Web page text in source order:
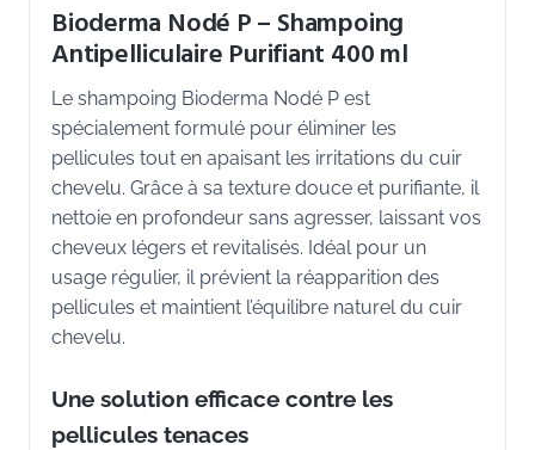
Bioderma Nodé P – Shampoing
Antipelliculaire Purifiant 400 ml
Le shampoing Bioderma Nodé P est
spécialement formulé pour éliminer les
pellicules tout en apaisant les irritations du cuir
chevelu. Grâce à sa texture douce et purifiante, il
nettoie en profondeur sans agresser, laissant vos
cheveux légers et revitalisés. Idéal pour un
usage régulier, il prévient la réapparition des
pellicules et maintient l’équilibre naturel du cuir
chevelu.
Une solution efficace contre les
pellicules tenaces